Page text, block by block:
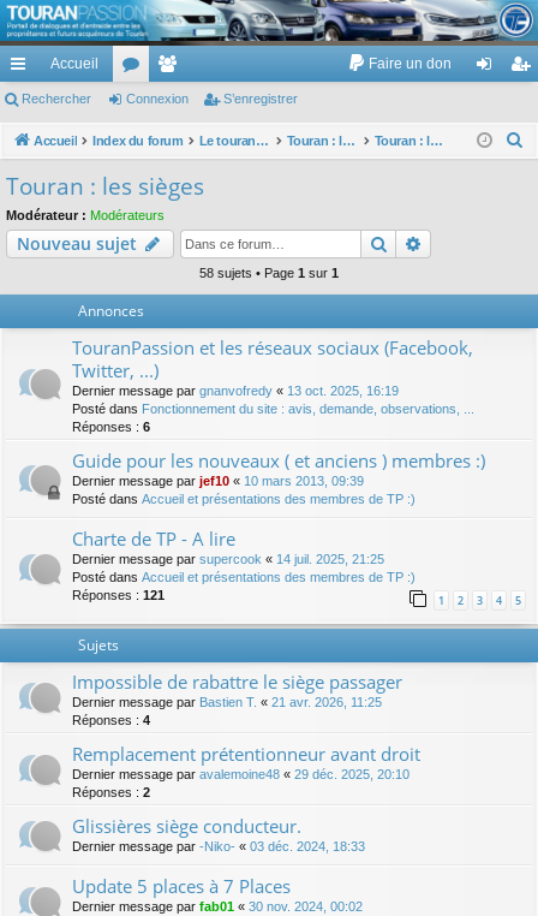
TouranPassion
Le forum des propriétaires ou futurs acquéreurs du Volkswagen Touran
cc
ès
pi
de
Accueil
or
u
e
m
Faire un don
ne nr
Rechercher Connexion S’enregistrer
Accueil Index du forum Le touran dans ses versions I (V1 V2 V3) et II ... Touran : les éléments et équipements extérieurs et intérieurs Touran : les sièges
c
Touran : les sièges
Modérateur : Modérateurs
Nouveau sujet Rechercher
58 sujets • Page 1 sur 1
Annonces
TouranPassion et les réseaux sociaux (Facebook,
Twitter, ...)
Dernier message par gnanvofredy « 13 oct. 2025, 16:19
Posté dans Fonctionnement du site : avis, demande, observations, ...
Réponses : 6
Guide pour les nouveaux ( et anciens ) membres :)
Dernier message par jef10 « 10 mars 2013, 09:39
Posté dans Accueil et présentations des membres de TP :)
Charte de TP - A lire
Dernier message par supercook « 14 juil. 2025, 21:25
Posté dans Accueil et présentations des membres de TP :)
Réponses : 121 1 2 3 4 5
Sujets
Impossible de rabattre le siège passager
Dernier message par Bastien T. « 21 avr. 2026, 11:25
Réponses : 4
Remplacement prétentionneur avant droit
Dernier message par avalemoine48 « 29 déc. 2025, 20:10
Réponses : 2
Glissières siège conducteur.
Dernier message par -Niko- « 03 déc. 2024, 18:33
Update 5 places à 7 Places
Dernier message par fab01 « 30 nov. 2024, 00:02